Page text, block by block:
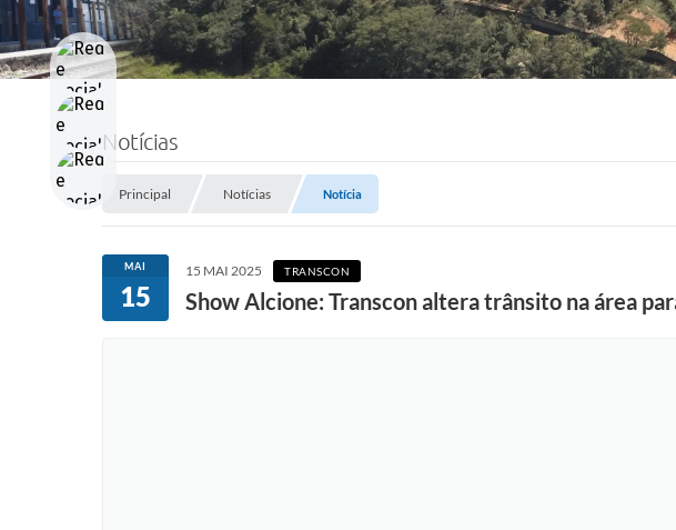
Notícias
Principal Notícias Notícia
MAI
15
15 MAI 2025 TRANSCON
Show Alcione: Transcon altera trânsito na área